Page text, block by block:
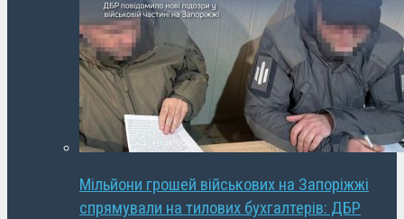
Мільйони грошей військових на Запоріжжі
спрямували на тилових бухгалтерів: ДБР